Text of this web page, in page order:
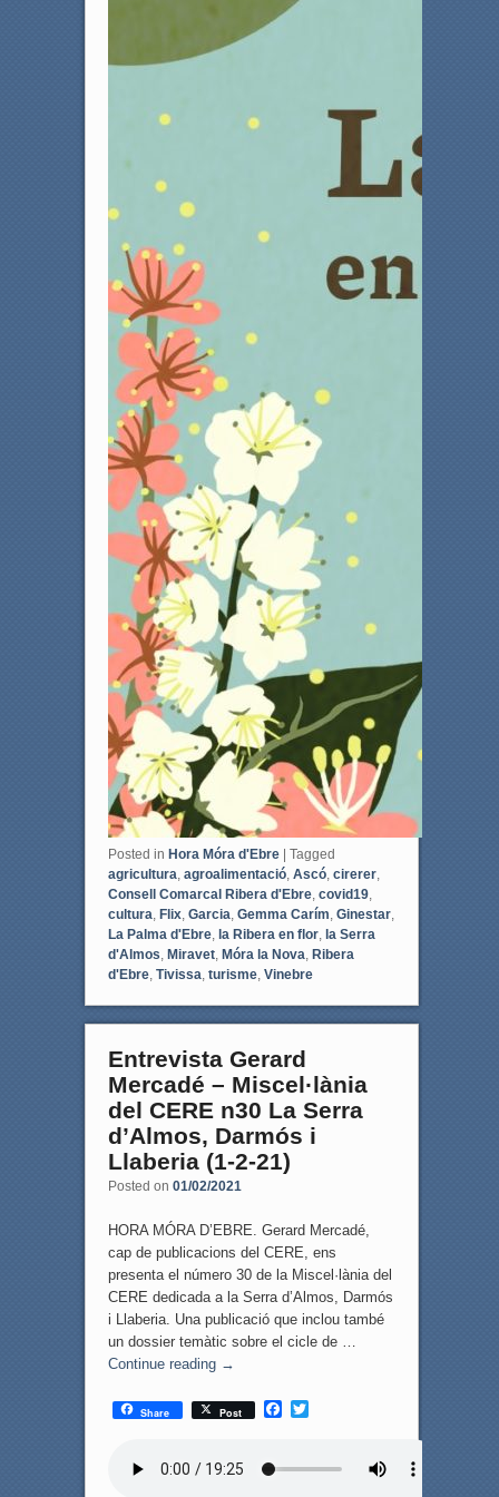
Posted in Hora Móra d'Ebre | Tagged
agricultura agroalimentació, Ascó, cirerer,
Consell Comarcal Ribera d'Ebre, covid19,
cultura Flix, Garcia Gemma Carím Ginestar,
La Palma d'Ebre, la Ribera en flor, la Serra
d'Almos Miravet, Móra la Nova Ribera
d'Ebre, Tivissa turisme, Vinebre
Entrevista Gerard
Mercadé – Miscel·lània
del CERE n30 La Serra
d’Almos, Darmós i
Llaberia (1-2-21)
Posted on 01/02/2021
HORA MÓRA D’EBRE. Gerard Mercadé,
cap de publicacions del CERE, ens
presenta el número 30 de la Miscel·lània del
CERE dedicada a la Serra d’Almos, Darmós
i Llaberia. Una publicació que inclou també
un dossier temàtic sobre el cicle de …
Continue reading →
Share Post
F
T